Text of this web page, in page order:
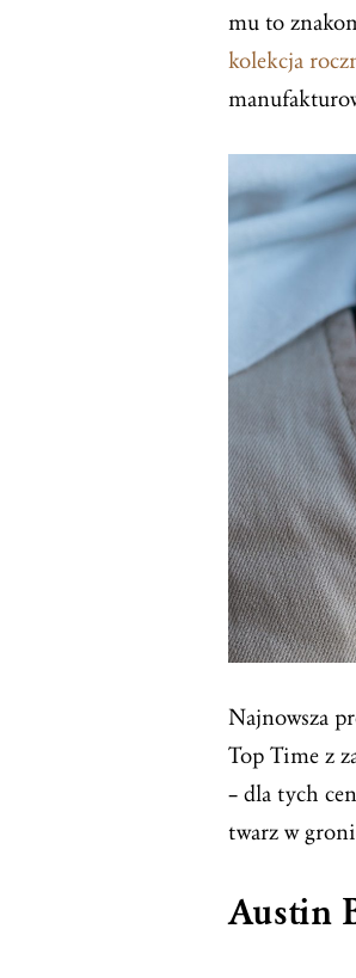
mu to
kolekcja
Najnowsza
Top Time z
– dla tych
twarz w
Austin